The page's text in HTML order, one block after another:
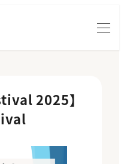
2025】